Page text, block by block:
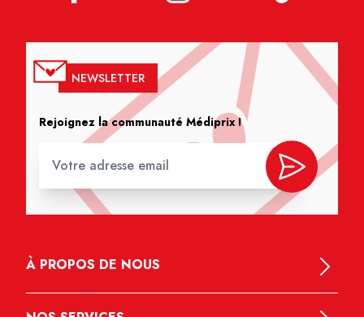
NEWSLETTER
Rejoignez la communauté Médiprix !
À PROPOS DE NOUS